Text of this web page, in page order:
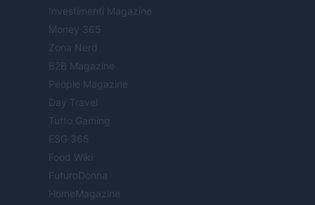
Investimenti Magazine
Money 365
Zona Nerd
B2B Magazine
People Magazine
Day Travel
Tutto Gaming
ESG 365
Food Wiki
FuturoDonna
HomeMagazine